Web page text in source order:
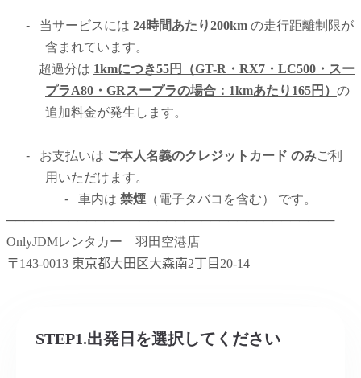
- 当サービスには 24時間あたり200km の走行距離制限が
含まれています。
超過分は 1kmにつき55円（GT-R・RX7・LC500・スー
プラA80 ・GRスープラの場合：1kmあたり165円） の
追加料金が発生します。
- お支払いは ご本人名義のクレジットカード のみご利
用いただけます。
-
車内は 禁煙 （電子タバコを含む） です。
─────────────────────────────────────
OnlyJDMレンタカー 羽田空港店
〒143-0013 東京都大田区大森南2丁目 20-14
STEP1.出発日を選択してください